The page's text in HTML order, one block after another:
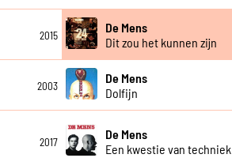
2015
De Mens
Dit zou het kunnen zijn
2003
De Mens
Dolfijn
2017
De Mens
Een kwestie van techniek